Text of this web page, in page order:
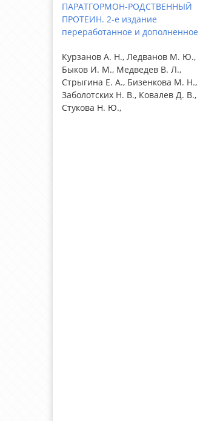
ПАРАТГОРМОН-РОДСТВЕННЫЙ
ПРОТЕИН. 2-е издание
переработанное и дополненное
Курзанов А. Н., Ледванов М. Ю.,
Быков И. М., Медведев В. Л.,
Стрыгина Е. А., Бизенкова М. Н.,
Заболотских Н. В., Ковалев Д. В.,
Стукова Н. Ю.,